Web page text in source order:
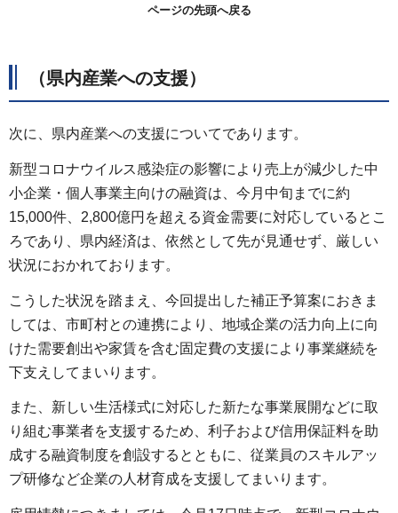
ページの先頭へ戻る
（県内産業への支援）
次に、県内産業への支援についてであります。
新型コロナウイルス感染症の影響により売上が減少した中
小企業・個人事業主向けの融資は、今月中旬までに約
15,000件、2,800億円を超える資金需要に対応しているとこ
ろであり、県内経済は、依然として先が見通せず、厳しい
状況におかれております。
こうした状況を踏まえ、今回提出した補正予算案におきま
しては、市町村との連携により、地域企業の活力向上に向
けた需要創出や家賃を含む固定費の支援により事業継続を
下支えしてまいります。
また、新しい生活様式に対応した新たな事業展開などに取
り組む事業者を支援するため、利子および信用保証料を助
成する融資制度を創設するとともに、従業員のスキルアッ
プ研修など企業の人材育成を支援してまいります。